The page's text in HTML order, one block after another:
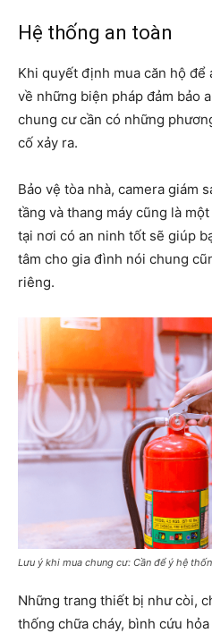
Hệ thống an toàn
Khi quyết định mua căn hộ để
về những biện pháp đảm bảo
chung cư cần có những
cố xảy ra.
Bảo vệ tòa nhà, camera giám
tầng và thang máy cũng là
tại nơi có an ninh tốt sẽ giúp
tâm cho gia đình nói chung
riêng.
Lưu ý khi mua chung cư: Cần để ý hệ
Những trang thiết bị như còi,
thống chữa cháy, bình cứu